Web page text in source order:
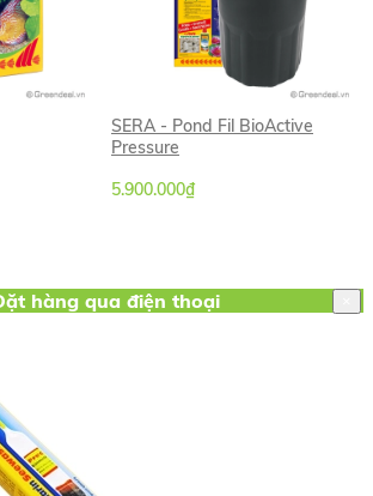
SERA - Pond Fil BioActive
Pressure
5.900.000₫
hàng qua điện thoại